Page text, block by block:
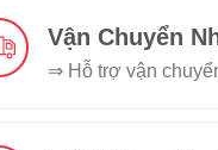
Vận Chuyển
⇒ Hỗ trợ vận